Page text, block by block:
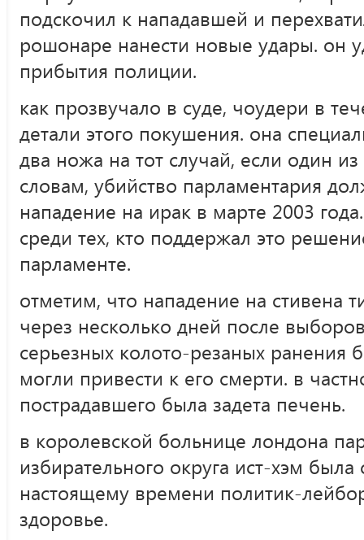
подскочил к нападавшей и
рошонаре нанести новые удары. он
прибытия полиции.
как прозвучало в суде, чоудери в
детали этого покушения. она
два ножа на тот случай, если один
словам, убийство парламентария
нападение на ирак в марте 2003
среди тех, кто поддержал это
парламенте.
отметим, что нападение на стивена
через несколько дней после
серьезных колото-резаных
могли привести к его смерти. в
пострадавшего была задета печень.
в королевской больнице лондона
избирательного округа ист-хэм
настоящему времени политик-
здоровье.